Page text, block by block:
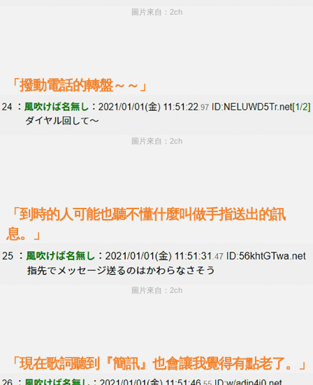
圖片來自：2ch
「撥動電話的轉盤～～」
圖片來自：2ch
「到時的人可能也聽不懂什麼叫做手指送出的訊
息。」
圖片來自：2ch
「現在歌詞聽到『簡訊』也會讓我覺得有點老了。」